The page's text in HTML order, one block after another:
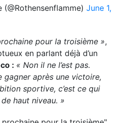
June 1,
pour la troisième »,
en parlant déjà d’un
: « Non il ne l’est pas.
gagner après une victoire,
sportive, c’est ce qui
haut niveau. »